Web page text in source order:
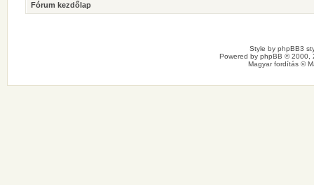
Fórum kezdőlap
Style by phpBB3
Powered by phpBB © 2000,
Magyar fordítás ©